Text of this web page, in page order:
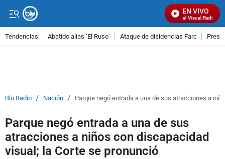
EN VIVO
Señal Visual Radio
Tendencias: Abatido alias ‘El Ruso’ Ataque de disidencias Farc
Blu Radio / Nación / Parque negó entrada a una de sus atracciones a
Parque negó entrada a una de sus
atracciones a niños con discapacidad
visual; la Corte se pronunció